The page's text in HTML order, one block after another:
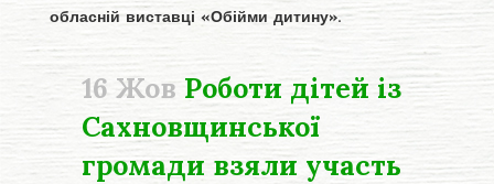
обласній виставці «Обійми дитину».
16 Жов Роботи дітей із
Сахновщинської
громади взяли участь